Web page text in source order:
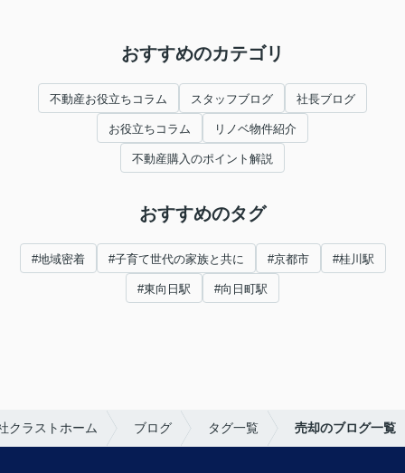
おすすめのカテゴリ
不動産お役立ちコラム スタッフブログ 社長ブログ
お役立ちコラム リノベ物件紹介
不動産購入のポイント解説
おすすめのタグ
#地域密着 #子育て世代の家族と共に #京都市 #桂川駅
#東向日駅 #向日町駅
クラストホーム ブログ タグ一覧 売却のブログ一覧